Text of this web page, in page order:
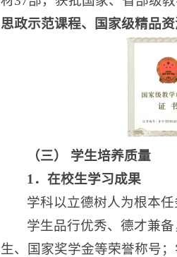
思政示范课程、国家级精品
（三） 学生培养质量
1．在校生学习成果
学科以立德树人为根本
学生品行优秀、德才兼
生、国家奖学金等荣誉称号